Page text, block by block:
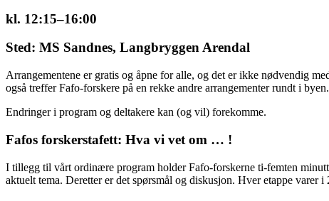
kl. 12:15–16:00
Sted: MS Sandnes, Langbryggen Arendal
Arrangementene er gratis og åpne for alle, og det er ikke nødvendig
også treffer Fafo-forskere på en rekke andre arrangementer rundt i byen.
Endringer i program og deltakere kan (og vil) forekomme.
Fafos forskerstafett: Hva vi vet om … !
I tillegg til vårt ordinære program holder Fafo-forskerne ti-femten
aktuelt tema. Deretter er det spørsmål og diskusjon. Hver etappe varer i